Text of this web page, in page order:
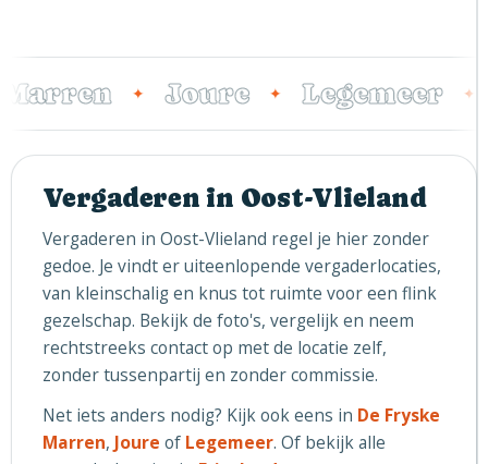
✦ Joure ✦ Legemeer ✦
Vergaderen in Oost-Vlieland
Vergaderen in Oost-Vlieland regel je hier zonder
gedoe. Je vindt er uiteenlopende vergaderlocaties,
van kleinschalig en knus tot ruimte voor een flink
gezelschap. Bekijk de foto's, vergelijk en neem
rechtstreeks contact op met de locatie zelf,
zonder tussenpartij en zonder commissie.
Net iets anders nodig? Kijk ook eens in De Fryske
Marren, Joure of Legemeer. Of bekijk alle